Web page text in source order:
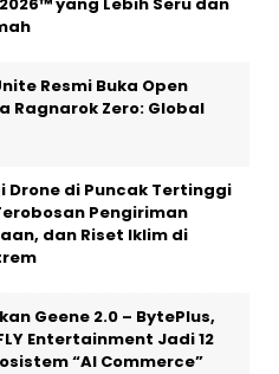
Resmi Buka Open
Ragnarok Zero: Global
Drone di Puncak Tertinggi
Pengiriman
dan Riset Iklim di
Geene 2.0 – BytePlus,
Entertainment Jadi 12
“AI Commerce”